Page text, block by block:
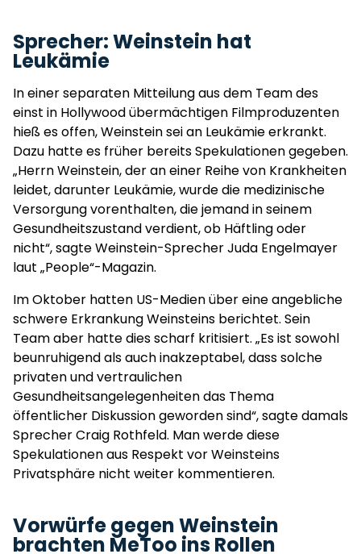
Sprecher: Weinstein hat
Leukämie
In einer separaten Mitteilung aus dem Team des
einst in Hollywood übermächtigen Filmproduzenten
hieß es offen, Weinstein sei an Leukämie erkrankt.
Dazu hatte es früher bereits Spekulationen gegeben.
„Herrn Weinstein, der an einer Reihe von Krankheiten
leidet, darunter Leukämie, wurde die medizinische
Versorgung vorenthalten, die jemand in seinem
Gesundheitszustand verdient, ob Häftling oder
nicht“, sagte Weinstein-Sprecher Juda Engelmayer
laut „People“-Magazin.
Im Oktober hatten US-Medien über eine angebliche
schwere Erkrankung Weinsteins berichtet. Sein
Team aber hatte dies scharf kritisiert. „Es ist sowohl
beunruhigend als auch inakzeptabel, dass solche
privaten und vertraulichen
Gesundheitsangelegenheiten das Thema
öffentlicher Diskussion geworden sind“, sagte damals
Sprecher Craig Rothfeld. Man werde diese
Spekulationen aus Respekt vor Weinsteins
Privatsphäre nicht weiter kommentieren.
Vorwürfe gegen Weinstein
brachten MeToo ins Rollen